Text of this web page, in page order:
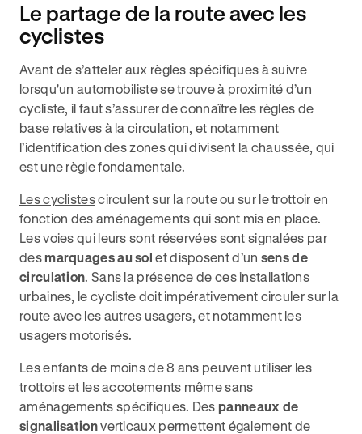
Le partage de la route avec les
cyclistes
Avant de s’atteler aux règles spécifiques à suivre
lorsqu'un automobiliste se trouve à proximité d’un
cycliste, il faut s’assurer de connaître les règles de
base relatives à la circulation, et notamment
l’identification des zones qui divisent la chaussée, qui
est une règle fondamentale.
Les cyclistescirculent sur la route ou sur le trottoir en
fonction des aménagements qui sont mis en place.
Les voies qui leurs sont réservées sont signalées par
desmarquages au sol et disposent d’un sens de
circulation. Sans la présence de ces installations
urbaines, le cycliste doit impérativement circuler sur la
route avec les autres usagers, et notamment les
usagers motorisés.
Les enfants de moins de 8 ans peuvent utiliser les
trottoirs et les accotements même sans
aménagements spécifiques. Despanneaux de
signalisationverticaux permettent également de